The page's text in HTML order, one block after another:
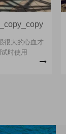
很大的心血才
时使用